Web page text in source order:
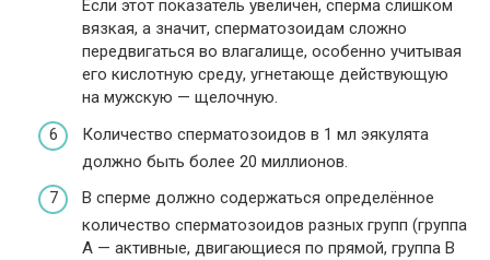
Если этот показатель увеличен, сперма слишком
вязкая, а значит, сперматозоидам сложно
передвигаться во влагалище, особенно учитывая
его кислотную среду, угнетающе действующую
на мужскую — щелочную.
Количество сперматозоидов в 1 мл эякулята
должно быть более 20 миллионов.
В сперме должно содержаться определённое
количество сперматозоидов разных групп (группа
А — активные, двигающиеся по прямой, группа В